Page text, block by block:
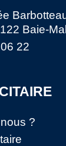
Baie-
22
?